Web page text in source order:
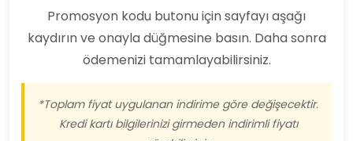
Promosyon kodu butonu için sayfayı aşağı
kaydırın ve onayla düğmesine basın. Daha sonra
ödemenizi tamamlayabilirsiniz.
*Toplam fiyat uygulanan indirime göre değişecektir.
Kredi kartı bilgilerinizi girmeden indirimli fiyatı